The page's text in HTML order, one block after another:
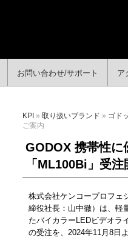
お問い合わせ/サポート ア
KPI » 取り扱いブランド » ゴド
ご案内
GODOX 携帯性に
「ML100Bi」受
株式会社ケンコープロフェ
締役社長：山中徹）は、軽
たバイカラー LEDビデオラ
の受注を、 2024年11月8日